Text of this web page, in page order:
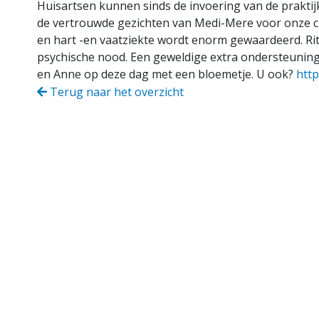
Huisartsen kunnen sinds de invoering van de
de vertrouwde gezichten van Medi-Mere voor onze
en hart -en vaatziekte wordt enorm gewaardeerd.
psychische nood. Een geweldige extra
en Anne op deze dag met een bloemetje. U ook?
Terug naar het overzicht